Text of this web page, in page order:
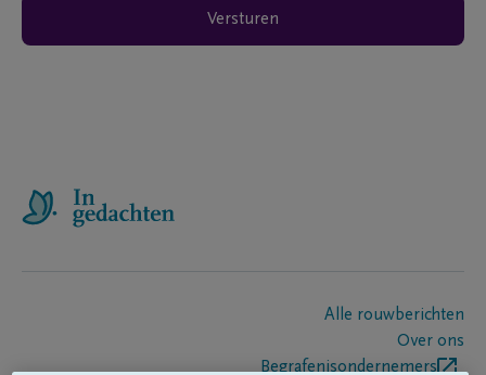
Versturen
Alle rouwberichten
Over ons
Begrafenisondernemers